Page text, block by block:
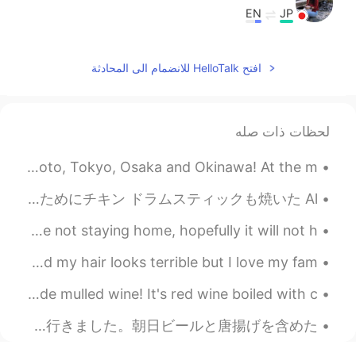
JP
EN
افتح HelloTalk للانضمام الى المحادثة
لحظات ذات صله
Osaka seems like a really cool city. I want to visit Kyoto, Tokyo, Osaka and Okinawa! At the m...
今日の夕食にラムチョップをバーベキューした Tonight at dinner I barbecued some lamb chops そして息子のためにチキン ドラムスティックも焼いた Al...
Are you staying home?? Many people here in the USA are not staying home, hopefully it will not h...
We went for a walk to the seaside 🌊 💜✨ It was windy and my hair looks terrible but I love my fam...
I visited my friends to take a break from study. we made mulled wine! It's red wine boiled with c...
今日は1人でシドニーの都心に行ってきました！ 久しぶりにお気に入りの本屋さんである紀伊国屋に新しい教科書を買いに行って、近くのやよい軒にカツとじ定食を食べに行きました。朝日ビールと唐揚げを含めた...